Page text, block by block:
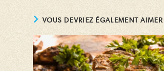
VOUS DEVRIEZ ÉGALEMENT AIMER